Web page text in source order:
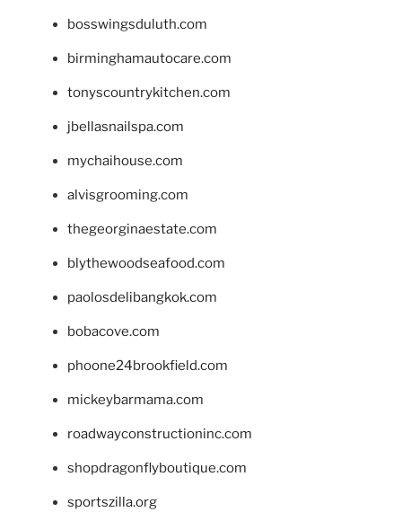
bosswingsduluth.com
birminghamautocare.com
tonyscountrykitchen.com
jbellasnailspa.com
mychaihouse.com
alvisgrooming.com
thegeorginaestate.com
blythewoodseafood.com
paolosdelibangkok.com
bobacove.com
phoone24brookfield.com
mickeybarmama.com
roadwayconstructioninc.com
shopdragonflyboutique.com
sportszilla.org